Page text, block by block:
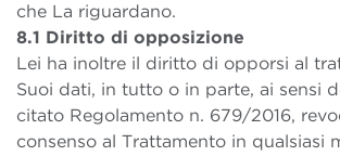
che La riguardano.
8.1 Diritto di opposizione
Lei ha inoltre il diritto di opporsi al
Suoi dati, in tutto o in parte, ai sensi
citato Regolamento n. 679/2016,
consenso al Trattamento in qualsiasi